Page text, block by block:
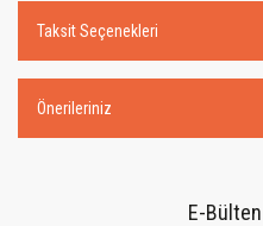
Taksit Seçenekleri
Önerileriniz
E-